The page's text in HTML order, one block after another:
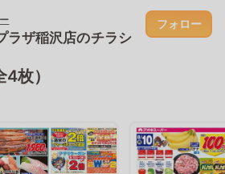
ラザ稲沢店のチラシ
フォロー
枚）